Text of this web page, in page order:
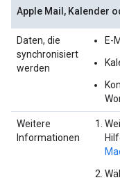
Apple Mail, Kalender
Daten, die
synchronisiert
werden
E-
Weitere
Informationen